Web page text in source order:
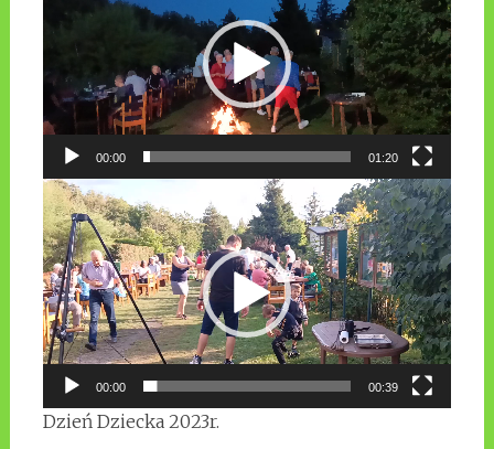
00:00 01:20
Odtwarzacz
video
00:00 00:39
Dzień Dziecka 2023r.